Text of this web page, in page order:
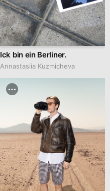
Ick bin ein Berliner.
Annastasiia Kuzmicheva